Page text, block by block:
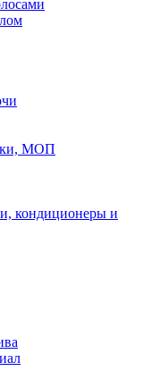
МОП
кондиционеры и